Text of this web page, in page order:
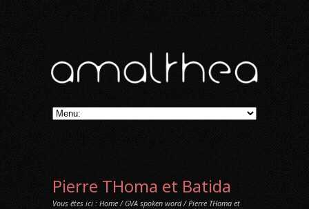
Pierre THoma et Batida
Vous êtes ici : Home/GVA spoken word/ Pierre THoma et